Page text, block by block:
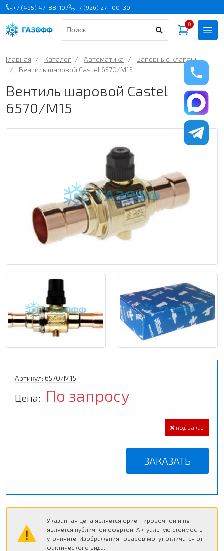
+7 (495) 47-88-107 +7 (926) 271-00-30
0
Главная / Каталог / Автоматика /
Запорные клапаны
/
Вентиль шаровой Castel 6570/M15
Вентиль шаровой Castel
6570/M15
Артикул: 6570/M15
Цена: По запросу
под заказ
ЗАКАЗАТЬ
Указанная цена является ориентировочной и не
является публичной офертой. Актуальную стоимость
уточняйте. Изображения товаров могут отличатся от
фактического вида.